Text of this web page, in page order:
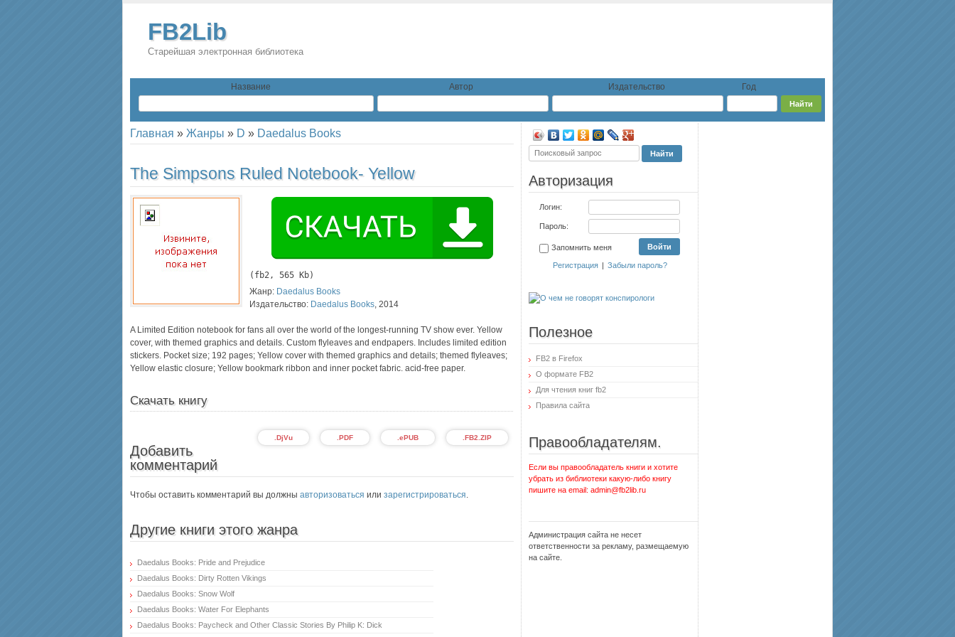
FB2Lib
Старейшая электронная библиотека
Название Автор Издательство Год
Главная » Жанры » D » Daedalus Books
The Simpsons Ruled Notebook- Yellow
( fb2, 565 Kb)
Жанр: Daedalus Books
Издательство: Daedalus Books, 2014
A Limited Edition notebook for fans all over the world of the longest-running TV show ever. Yellow
cover, with themed graphics and details. Custom flyleaves and endpapers. Includes limited edition
stickers. Pocket size; 192 pages; Yellow cover with themed graphics and details; themed flyleaves;
Yellow elastic closure; Yellow bookmark ribbon and inner pocket fabric. acid-free paper.
Скачать книгу
.FB2.ZIP
.ePUB
.PDF
.DjVu
Добавить
комментарий
Чтобы оставить комментарий вы должны авторизоваться или зарегистрироваться.
Другие книги этого жанра
Daedalus Books: Pride and Prejudice
Daedalus Books: Dirty Rotten Vikings
Daedalus Books: Snow Wolf
Daedalus Books: Water For Elephants
Daedalus Books: Paycheck and Other Classic Stories By Philip K: Dick
Авторизация
Логин:
Пароль:
Запомнить меня
Регистрация | Забыли пароль?
Полезное
FB2 в Firefox
О формате FB2
Для чтения книг fb2
Правила сайта
Правообладателям.
Если вы правообладатель книги и хотите
убрать из библиотеки какую-либо книгу
пишите на email: admin@fb2lib.ru
Администрация сайта не несет
ответственности за рекламу, размещаемую
на сайте.